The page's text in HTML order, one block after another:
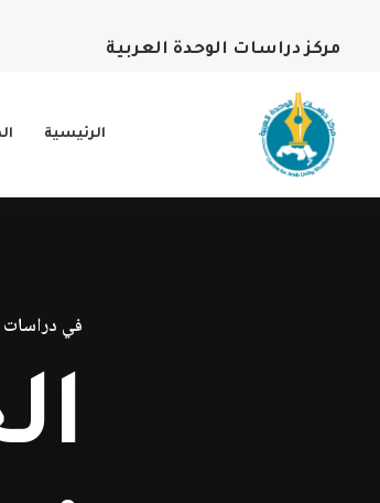
مركز دراسات الوحدة العربية
الرئيسية
في دراسات